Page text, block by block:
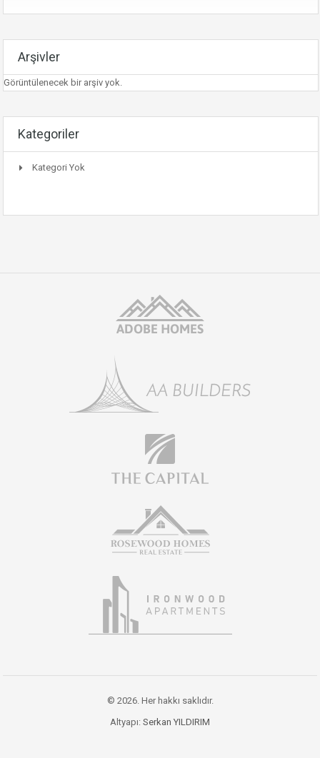
Arşivler
Görüntülenecek bir arşiv yok.
Kategoriler
Kategori Yok
© 2026. Her hakkı saklıdır.
Altyapı: Serkan YILDIRIM